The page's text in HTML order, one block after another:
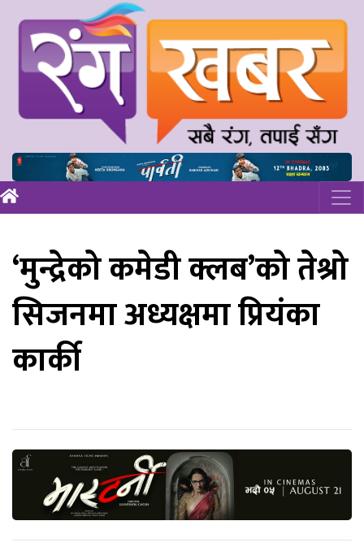
‘मुन्द्रेको कमेडी क्लब’को तेश्रो
सिजनमा अध्यक्षमा प्रियंका
कार्की